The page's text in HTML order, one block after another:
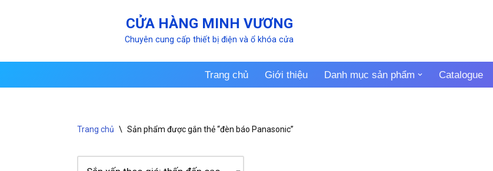
CỬA HÀNG MINH VƯƠNG
Chuyên cung cấp thiết bị điện và ổ khóa cửa
Trang chủ Giới thiệu Danh mục sản phẩm Catalogue
Trang chủ \ Sản phẩm được gắn thẻ “đèn báo Panasonic”